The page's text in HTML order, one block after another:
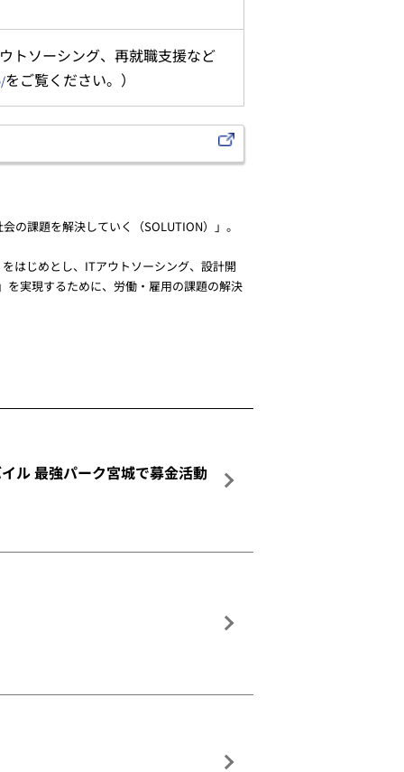
トソーシング、再就職支援など
をご覧ください。）
の課題を解決していく（SOLUTION）」。
はじめとし、ITアウトソーシング、設計開
実現するために、労働・雇用の課題の解決
ル 最強パーク宮城で募金活動